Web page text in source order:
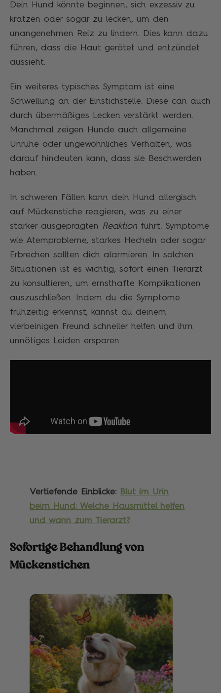
Dein Hund könnte beginnen, sich exzessiv zu
kratzen oder sogar zu lecken, um den
unangenehmen Reiz zu lindern. Dies kann dazu
führen, dass die Haut gerötet und entzündet
aussieht.
Ein weiteres typisches Symptom ist eine
Schwellung an der Einstichstelle. Diese can auch
durch übermäßiges Lecken verstärkt werden.
Manchmal zeigen Hunde auch allgemeine
Unruhe oder ungewöhnliches Verhalten, was
darauf hindeuten kann, dass sie Beschwerden
haben.
In schweren Fällen kann dein Hund allergisch
auf Mückenstiche reagieren, was zu einer
stärker ausgeprägten Reaktion führt. Symptome
wie Atemprobleme, starkes Hecheln oder sogar
Erbrechen sollten dich alarmieren. In solchen
Situationen ist es wichtig, sofort einen Tierarzt
zu konsultieren, um ernsthafte Komplikationen
auszuschließen. Indem du die Symptome
frühzeitig erkennst, kannst du deinem
vierbeinigen Freund schneller helfen und ihm
unnötiges Leiden ersparen.
Vertiefende Einblicke:
Blut im Urin
beim Hund: Welche Hausmittel helfen
und wann zum Tierarzt?
Sofortige Behandlung von
Mückenstichen